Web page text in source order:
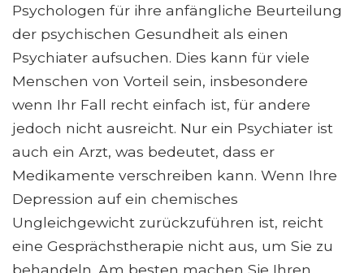
Psychologen für ihre anfängliche Beurteilung
der psychischen Gesundheit als einen
Psychiater aufsuchen. Dies kann für viele
Menschen von Vorteil sein, insbesondere
wenn Ihr Fall recht einfach ist, für andere
jedoch nicht ausreicht. Nur ein Psychiater ist
auch ein Arzt, was bedeutet, dass er
Medikamente verschreiben kann. Wenn Ihre
Depression auf ein chemisches
Ungleichgewicht zurückzuführen ist, reicht
eine Gesprächstherapie nicht aus, um Sie zu
behandeln. Am besten machen Sie Ihren